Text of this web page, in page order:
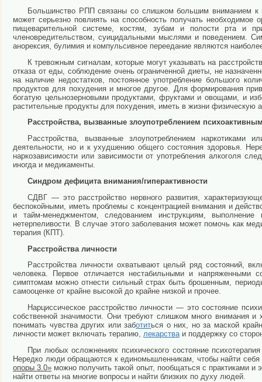
Большинство РПП связаны со слишком большим вниманием
может серьезно повлиять на способность получать необходимое
пищеварительной системе, костям, зубам и полости рта и
членовредительством, суицидальными мыслями и поведением.
анорексия, булимия и компульсивное переедание являются
К тревожным сигналам, которые могут указывать на
отказа от еды, соблюдение очень ограниченной диеты, не
на наличие недостатков, постоянное употребление большого
продуктов для похудения и многое другое. Для формирования
богатую цельнозерновыми продуктами, фруктами и овощами, и
растительные продукты для похудения, иметь в жизни физическую
Расстройства, вызванные злоупотреблением
Расстройства, вызванные злоупотреблением
деятельности, но и к ухудшению общего состояния здоровья.
наркозависимости или зависимости от употребления алкоголя
иногда и медикаменты.
Синдром дефицита внимания/гиперактивности
СДВГ — это расстройство нервного развития,
беспокойными, иметь проблемы с концентрацией внимания и
и тайм-менеджментом, следованием инструкциям,
нетерпеливости. В случае этого заболевания может помочь как
терапия (КПТ).
Расстройства личности
Расстройства личности охватывают целый ряд состояний,
человека. Первое отличается нестабильными и
симптомам можно отнести сильный страх быть брошенным,
самооценке от крайне высокой до крайне низкой и прочее.
Нарциссическое расстройство личности — это состояние
собственной значимости. Они требуют слишком много внимания
понимать чувства других или заботиться о них, но за маской
личности может включать терапию, лекарстваи поддержку со
При любых осложнениях психического состояние
Нередко люди обращаются к единомышленникам, чтобы найти
опоры 3.0» можно получить такой опыт, пообщаться с практиками
найти ответы на многие вопросы и найти близких по духу людей.